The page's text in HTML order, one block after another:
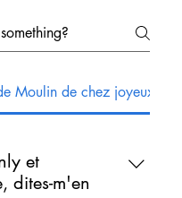
Moulin de chez joyeux
et
dites-m'en